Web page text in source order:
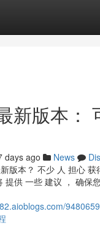
新版本：
days ago News
版本？ 不少 人 担心 获
提供 一些 建议 ， 确保